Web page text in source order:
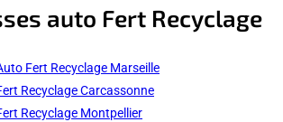
auto Fert Recyclage
Fert Recyclage Marseille
Recyclage Carcassonne
Recyclage Montpellier